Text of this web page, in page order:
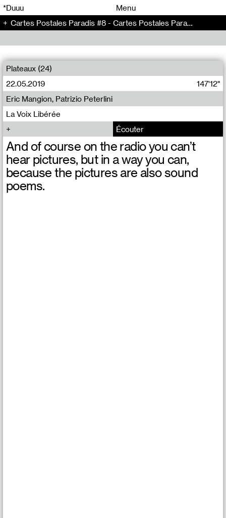
*Duuu
Menu
Cartes Postales Paradis #8 - Cartes Postales Paradis (8)
Plateaux (24)
22.05.2019
147'12"
La Voix Libérée
Eric Mangion, Patrizio Peterlini
Écouter
And of course on the radio you can’t
hear pictures, but in a way you can,
because the pictures are also sound
poems.
00 00
00 00